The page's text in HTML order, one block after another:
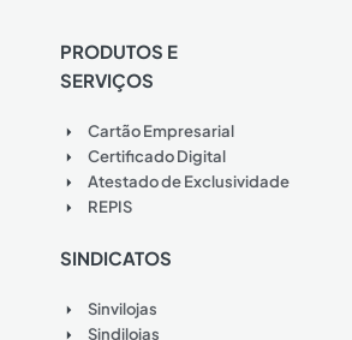
PRODUTOS E
SERVIÇOS
Cartão Empresarial
Certificado Digital
Atestado de Exclusividade
REPIS
SINDICATOS
Sinvilojas
Sindilojas